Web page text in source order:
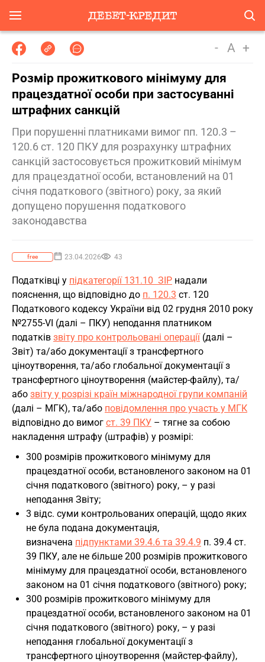
- A +
Розмір прожиткового мінімуму для
працездатної особи при застосуванні
штрафних санкцій
При порушенні платниками вимог пп. 120.3 –
120.6 ст. 120 ПКУ для розрахунку штрафних
санкцій застосовується прожитковий мінімум
для працездатної особи, встановлений на 01
січня податкового (звітного) року, за який
допущено порушення податкового
законодавства
free 23.04.2026 43
Податківці у підкатегорії 131.10 ЗІР надали
пояснення, що відповідно до п. 120.3 ст. 120
Податкового кодексу України від 02 грудня 2010 року
№2755-VI (далі – ПКУ) неподання платником
податків звіту про контрольовані операції(далі –
Звіт) та/або документації з трансфертного
ціноутворення, та/або глобальної документації з
трансфертного ціноутворення (майстер-файлу), та/
або звіту у розрізі країн міжнародної групи компаній
(далі – МГК), та/або повідомлення про участь у МГК
відповідно до вимог ст. 39 ПКУ – тягне за собою
накладення штрафу (штрафів) у розмірі:
300 розмірів прожиткового мінімуму для
працездатної особи, встановленого законом на 01
січня податкового (звітного) року, – у разі
неподання Звіту;
3 відс. суми контрольованих операцій, щодо яких
не була подана документація,
визначена підпунктами 39.4.6 та 39.4.9 п. 39.4 ст.
39 ПКУ, але не більше 200 розмірів прожиткового
мінімуму для працездатної особи, встановленого
законом на 01 січня податкового (звітного) року;
300 розмірів прожиткового мінімуму для
працездатної особи, встановленого законом на 01
січня податкового (звітного) року, – у разі
неподання глобальної документації з
трансфертного ціноутворення (майстер-файлу),